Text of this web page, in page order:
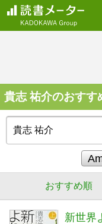
貴志 祐介のおすす
おすすめ順
新世界